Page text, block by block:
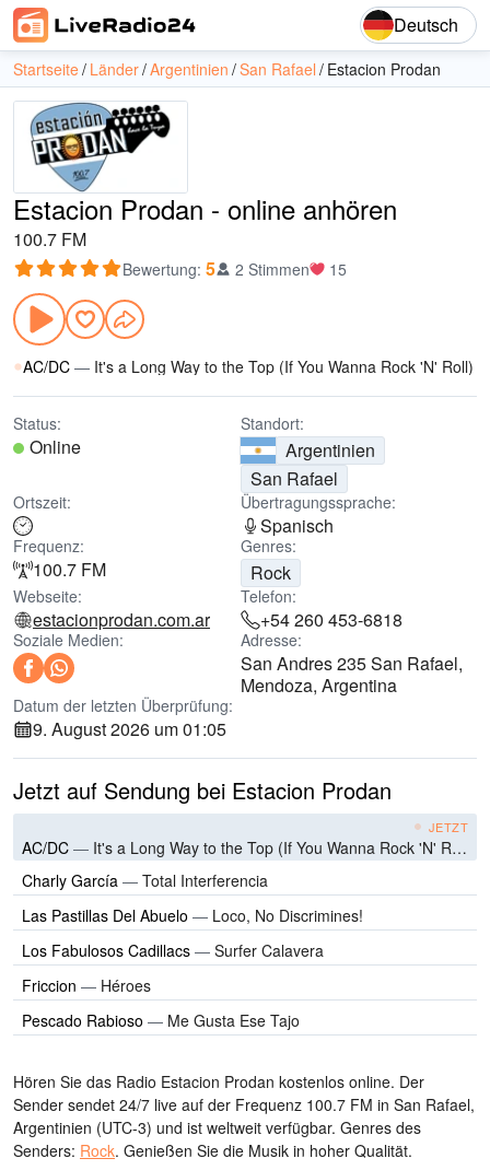
Deutsch
Startseite Länder Argentinien San Rafael Estacion Prodan
Estacion Prodan - online anhören
100.7 FM
Bewertung: 5 2 Stimmen 15
AC/DC — It's a Long Way to the Top (If You Wanna Rock 'N' Roll)
Status:
Online
Standort:
Argentinien
San Rafael
Ortszeit: Übertragungssprache:
Spanisch
Frequenz:
100.7 FM
Genres:
Rock
Webseite:
estacionprodan.com.ar
Telefon:
+54 260 453-6818
Soziale Medien: Adresse:
San Andres 235 San Rafael,
Mendoza, Argentina
Datum der letzten Überprüfung:
9. August 2026 um 01:05
Jetzt auf Sendung bei Estacion Prodan
JETZT
AC/DC — It's a Long Way to the Top (If You Wanna Rock 'N' Roll)
Charly García — Total Interferencia
Las Pastillas Del Abuelo — Loco, No Discrimines!
Los Fabulosos Cadillacs — Surfer Calavera
Friccion — Héroes
Pescado Rabioso — Me Gusta Ese Tajo
Hören Sie das Radio Estacion Prodan kostenlos online. Der
Sender sendet 24/7 live auf der Frequenz 100.7 FM in San Rafael,
Argentinien (UTC-3) und ist weltweit verfügbar. Genres des
Senders: Rock. Genießen Sie die Musik in hoher Qualität.